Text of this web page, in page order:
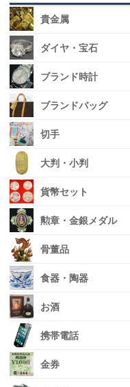
貴金属
ダイヤ・宝石
ブランド時計
ブランドバッグ
切手
大判・小判
貨幣セット
勲章・金銀メダル
骨董品
食器・陶器
お酒
携帯電話
金券